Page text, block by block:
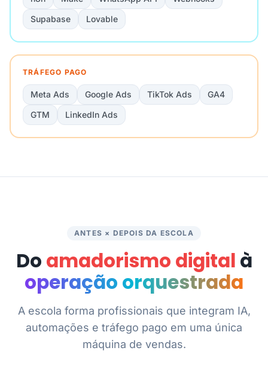
Supabase
Lovable
TRÁFEGO PAGO
Meta Ads Google Ads TikTok Ads
GA4
GTM
LinkedIn Ads
ANTES × DEPOIS DA ESCOLA
Do amadorismo digital à
operação orquestrada
A escola forma profissionais que integram IA,
automações e tráfego pago em uma única
máquina de vendas.